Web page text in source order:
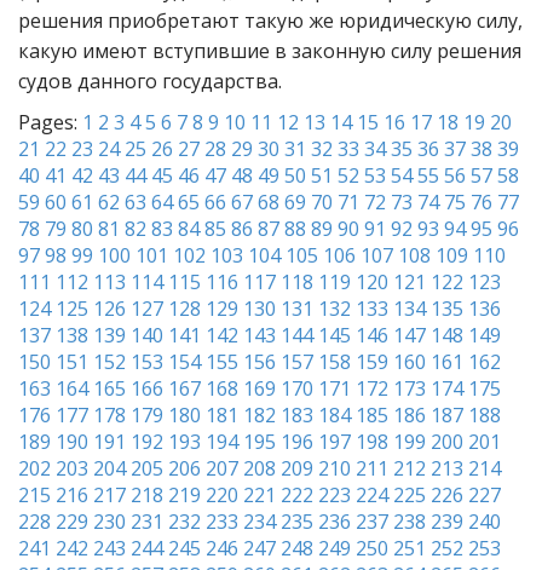
решения приобретают такую же юридическую силу,
какую имеют вступившие в законную силу решения
судов данного государства.
Pages: 1 2 3 45 6 78 9 10 11 12 13 14 15 16 17 18 19 20
21 22 23 24 25 26 27 28 29 30 31 32 33 3435 36 3738 39
40 41 42 43 44 45 46 47 48 49 50 51 52 53 5455 56 5758
59 60 61 62 63 6465 66 6768 69 70 71 72 73 74 75 76 77
78 79 80 81 82 83 8485 86 8788 89 90 91 92 93 9495 96
9798 99 100 101 102 103 104 105 106 107 108 109 110
111 112 113 114 115 116 117 118 119 120 121 122 123
124 125 126 127 128 129 130 131 132 133 134 135 136
137 138 139 140 141 142 143 144 145 146 147 148 149
150 151 152 153 154 155 156 157 158 159 160 161 162
163 164 165 166 167 168 169 170 171 172 173 174 175
176 177 178 179 180 181 182 183 184 185 186 187 188
189 190 191 192 193 194 195 196 197 198 199 200 201
202 203 204 205 206 207 208 209 210 211 212 213 214
215 216 217 218 219 220 221 222 223 224 225 226 227
228 229 230 231 232 233 234 235 236 237 238 239 240
241 242 243 244 245 246 247 248 249 250 251 252 253